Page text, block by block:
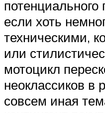
потенциального
если хоть
техническими,
или
мотоцикл
неоклассиков в
совсем иная